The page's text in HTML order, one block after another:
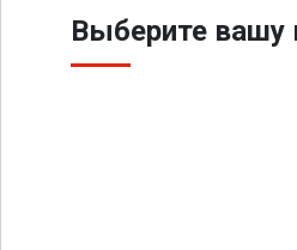
Выберите вашу